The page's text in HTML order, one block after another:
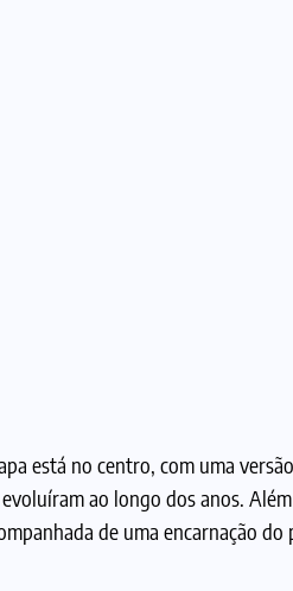
está no centro, com uma
ao longo dos anos.
de uma encarnação